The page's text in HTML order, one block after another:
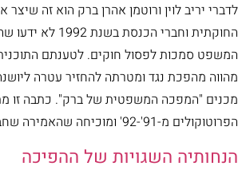
לדברי יריב לוין ורוטמן אהרן ברק הוא זה
החוקתית וחברי
המשפט סמכות לפסול חוקים. לטענתם
מהווה מהפכת נגד ומטרתה להחזיר עטרה
מכנים "המפכה המשפטית של ברק". כתבה זו
הפרוטוקולים מ-91'-92' ומוכיחה שהאמירה שחברי הכנסת לא […]
הנחותיה השגויות של ההפיכה